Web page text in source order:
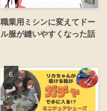
職業用ミシンに変えてドー
ル服が縫いやすくなった話